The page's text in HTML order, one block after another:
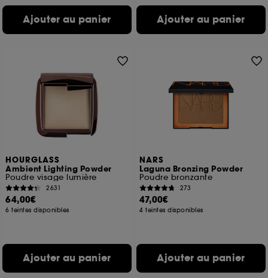
Ajouter au panier Ajouter au panier
HOURGLASS
Ambient Lighting Powder
Poudre visage lumière
2631
64,00€
6 teintes disponibles
Ajouter au panier
NARS
Laguna Bronzing Powder
Poudre bronzante
273
47,00€
4 teintes disponibles
Ajouter au panier